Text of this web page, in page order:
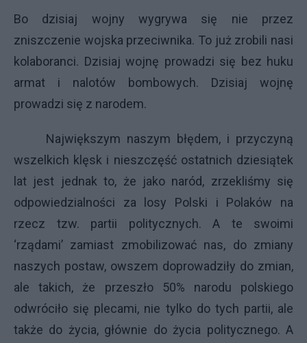
Bo dzisiaj wojny wygrywa się nie przez
zniszczenie wojska przeciwnika. To już zrobili nasi
kolaboranci. Dzisiaj wojnę prowadzi się bez huku
armat i nalotów bombowych. Dzisiaj wojnę
prowadzi się z narodem.
Największym naszym błędem, i przyczyną
wszelkich klęsk i nieszczęść ostatnich dziesiątek
lat jest jednak to, że jako naród, zrzekliśmy się
odpowiedzialności za losy Polski i Polaków na
rzecz tzw. partii politycznych. A te swoimi
‘rządami’ zamiast zmobilizować nas, do zmiany
naszych postaw, owszem doprowadziły do zmian,
ale takich, że przeszło 50% narodu polskiego
odwróciło się plecami, nie tylko do tych partii, ale
także do życia, głównie do życia politycznego. A